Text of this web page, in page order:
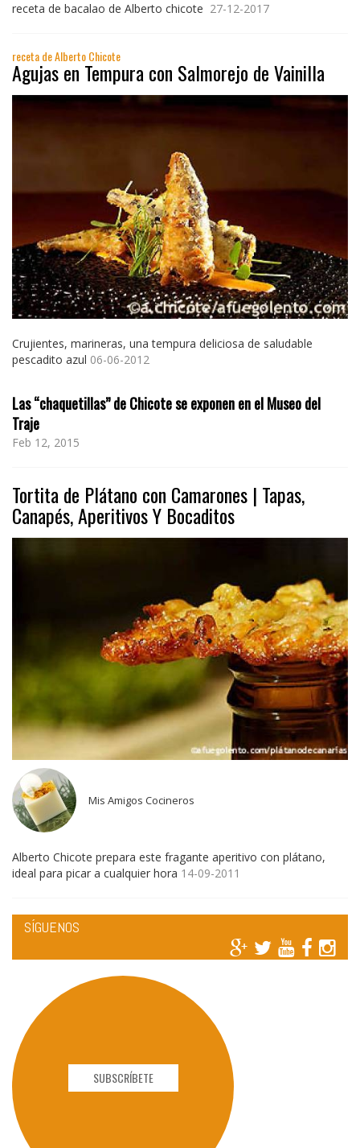
receta de bacalao de Alberto chicote 27-12-2017
receta de Alberto Chicote
Agujas en Tempura con Salmorejo de Vainilla
Crujientes, marineras, una tempura deliciosa de saludable
pescadito azul 06-06-2012
Las “chaquetillas” de Chicote se exponen en el Museo del
Traje
Feb 12, 2015
Tortita de Plátano con Camarones | Tapas,
Canapés, Aperitivos Y Bocaditos
Mis Amigos Cocineros
Alberto Chicote prepara este fragante aperitivo con plátano,
ideal para picar a cualquier hora 14-09-2011
SÍGUENOS
SUBSCRÍBETE